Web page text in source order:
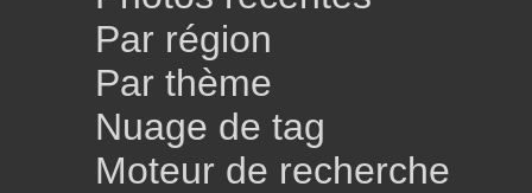
Par région
Par thème
Nuage de tag
Moteur de recherche